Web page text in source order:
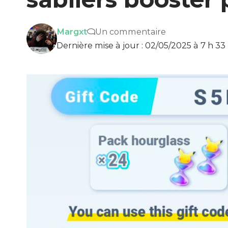
Dernière mise à jour : 02/05/2025 à 7 h 33
Margxt Un commentaire